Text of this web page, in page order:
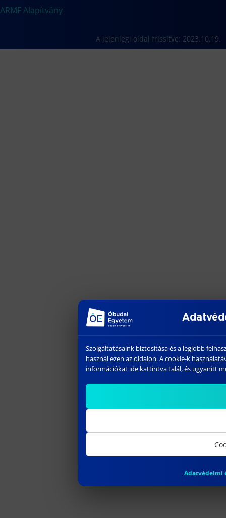
ARMF Alapítvány
Szolgáltatásaink biztosítása és a legjobb
használ ezen az oldalon. A cookie-k
információkat ide kattintva talál, és ugyanitt
Adatvédelmi
A jelenlegi oldal frissítve: 2023.10.19.